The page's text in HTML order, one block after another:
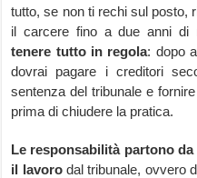
tutto, se non ti rechi sul posto,
il carcere fino a due anni di
tenere tutto in regola: dopo
dovrai pagare i creditori
sentenza del tribunale e
prima di chiudere la pratica.
Le responsabilità partono
il lavorodal tribunale, ovvero